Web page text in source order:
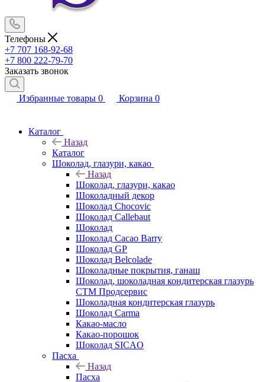
Телефоны
+7 707 168-92-68
+7 800 222-79-70
Заказать звонок
Избранные товары 0 Корзина 0
Каталог
Назад
Каталог
Шоколад, глазури, какао
Назад
Шоколад, глазури, какао
Шоколадный декор
Шоколад Chocovic
Шоколад Callebaut
Шоколад
Шоколад Cacao Barry
Шоколад GP
Шоколад Belcolade
Шоколадные покрытия, ганаш
Шоколад, шоколадная кондитерская глазурь
СТМ Продсервис
Шоколадная кондитерская глазурь
Шоколад Carma
Какао-масло
Какао-порошок
Шоколад SICAO
Пасха
Назад
Пасха